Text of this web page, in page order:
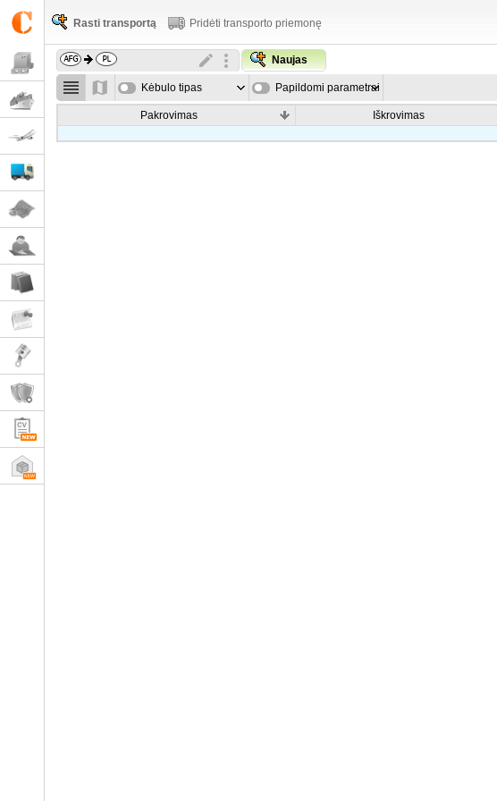
Rasti transportą Pridėti transporto priemonę
Naujas
Kėbulo tipas Papildomi parametrai
Pakrovimas Iškrovimas